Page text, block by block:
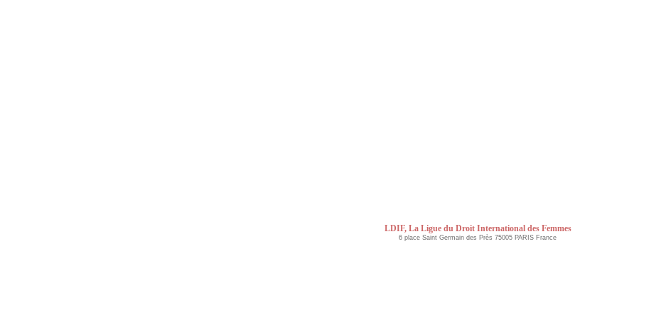
LDIF, La Ligue du Droit International des Femmes
6 place Saint Germain des Près 75005 PARIS France